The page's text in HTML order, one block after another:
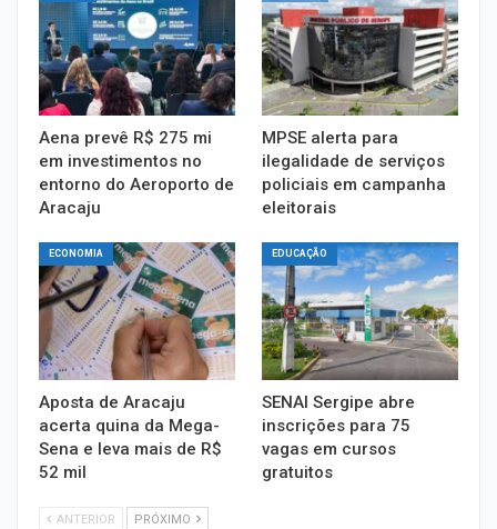
Aena prevê R$ 275 mi
em investimentos no
entorno do Aeroporto de
Aracaju
MPSE alerta para
ilegalidade de serviços
policiais em campanha
eleitorais
ECONOMIA
Aposta de Aracaju
acerta quina da Mega-
Sena e leva mais de R$
52 mil
EDUCAÇÃO
SENAI Sergipe abre
inscrições para 75
vagas em cursos
gratuitos
ANTERIOR PRÓXIMO